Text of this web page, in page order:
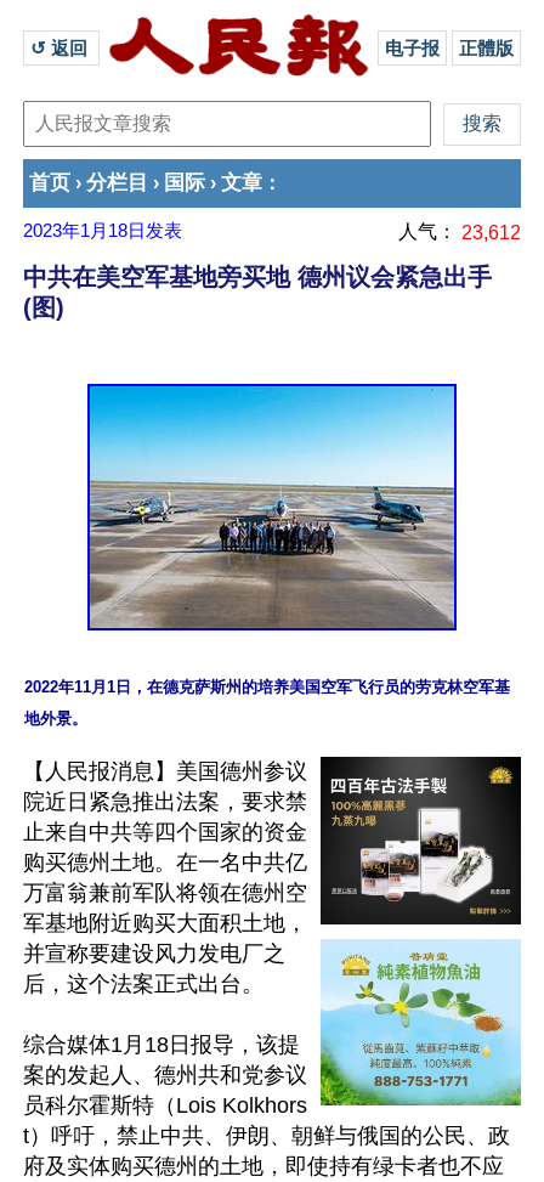
↺ 返回 电子报 正體版
首页 › 分栏目 › 国际 › 文章 ：
2023年1月18日 发表 人气： 23,612
中共在美空军基地旁买地 德州议会紧急出手
(图)
2022年11月1日，在德克萨斯州的培养美国空军飞行员的劳克林空军基
【人民报消息】美国德州参议
院近日紧急推出法案，要求禁
止来自中共等四个国家的资金
购买德州土地。在一名中共亿
万富翁兼前军队将领在德州空
军基地附近购买大面积土地，
并宣称要建设风力发电厂之
后，这个法案正式出台。
综合媒体1月18日报导，该提
案的发起人、德州共和党参议
员科尔霍斯特（Lois Kolkhors
t）呼吁，禁止中共、伊朗、朝鲜与俄国的公民、政
府及实体购买德州的土地，即使持有绿卡者也不应